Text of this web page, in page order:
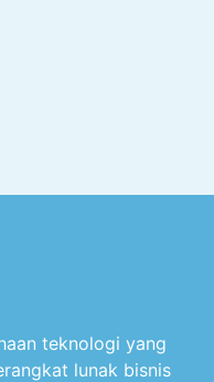
teknologi yang
lunak bisnis